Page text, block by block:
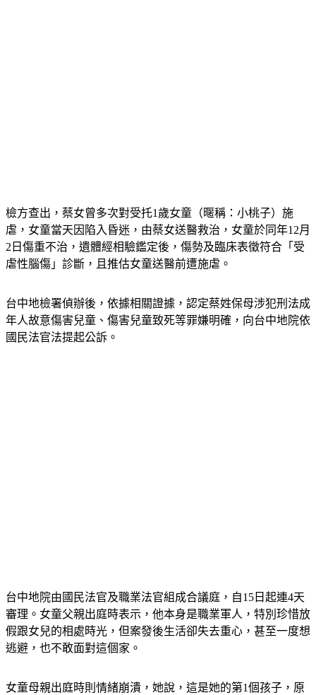
虐，女童當天因陷入昏迷，由蔡女送醫救治，女童於同年12月
2日傷重不治，遺體經相驗鑑定後，傷勢及臨床表徵符合「受
虐性腦傷」診斷，且推估女童送醫前遭施虐。
年人故意傷害兒童、傷害兒童致死等罪嫌明確，向台中地院依
國民法官法提起公訴。
審理。女童父親出庭時表示，他本身是職業軍人，特別珍惜放
假跟女兒的相處時光，但案發後生活卻失去重心，甚至一度想
逃避，也不敢面對這個家。
本以為女兒可以平安健康長大，但卻被保母殺害，案發後她情